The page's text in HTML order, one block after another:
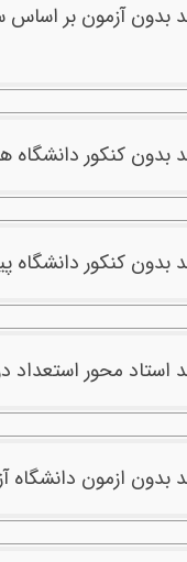
بدون آزمون بر اساس
بدون کنکور
بدون کنکور دانشگاه
استاد محور استعداد
بدون ازمون دانشگاه